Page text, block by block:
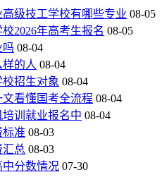
级技工学校有哪些专业 08-05
2026年高考生报名 08-05
吗 08-04
的人 08-04
招生对象 08-04
看懂国考全流程 08-04
训就业报名中 08-04
标准 08-03
汇总 08-03
中分数情况 07-30